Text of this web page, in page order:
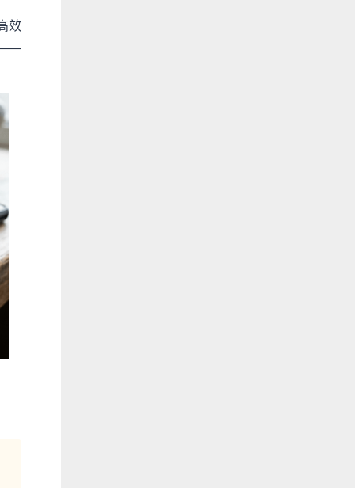
效
——